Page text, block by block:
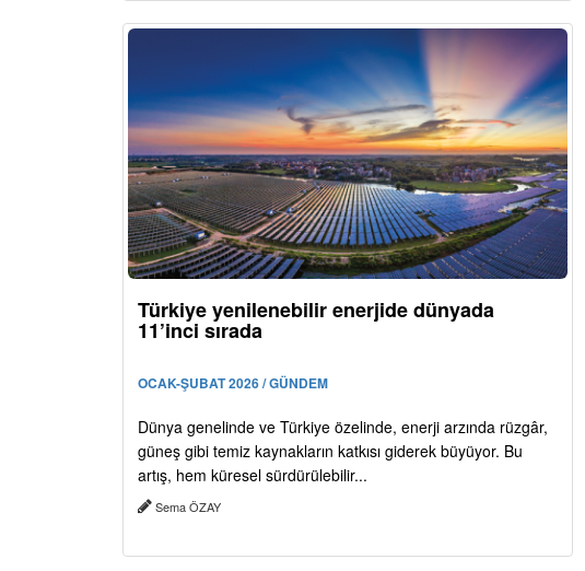
Türkiye yenilenebilir enerjide dünyada
11’inci sırada
OCAK-ŞUBAT 2026 / GÜNDEM
Dünya genelinde ve Türkiye özelinde, enerji arzında rüzgâr,
güneş gibi temiz kaynakların katkısı giderek büyüyor. Bu
artış, hem küresel sürdürülebilir...
Sema ÖZAY